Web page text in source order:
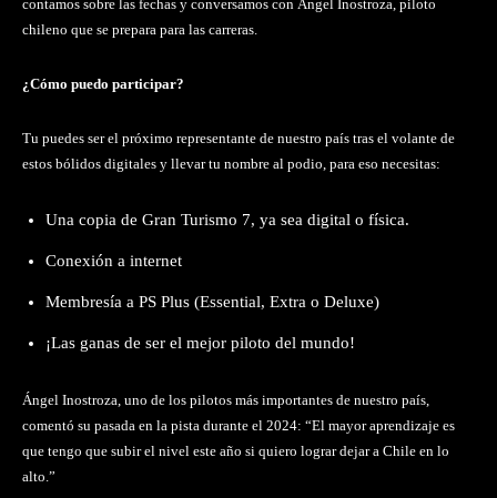
contamos sobre las fechas y conversamos con Ángel Inostroza, piloto
chileno que se prepara para las carreras.
¿Cómo puedo participar?
Tu puedes ser el próximo representante de nuestro país tras el volante de
estos bólidos digitales y llevar tu nombre al podio, para eso necesitas:
Una copia de Gran Turismo 7, ya sea digital o física.
Conexión a internet
Membresía a PS Plus (Essential, Extra o Deluxe)
¡Las ganas de ser el mejor piloto del mundo!
Ángel Inostroza, uno de los pilotos más importantes de nuestro país,
comentó su pasada en la pista durante el 2024: “El mayor aprendizaje es
que tengo que subir el nivel este año si quiero lograr dejar a Chile en lo
alto.”